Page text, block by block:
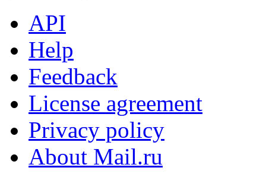
API
Help
Feedback
License agreement
Privacy policy
About Mail.ru